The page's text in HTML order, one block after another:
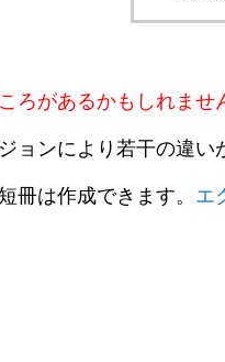
ろがあるかもしれませ
ョンにより若干の違い
冊は作成できます。 エ